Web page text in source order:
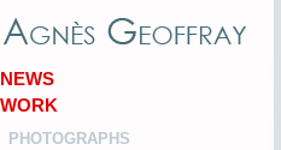
NEWS
WORK
PHOTOGRAPHS